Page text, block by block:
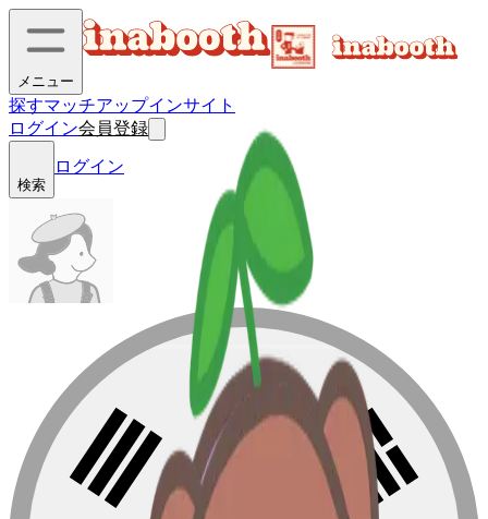
メニュー
探すマッチアップインサイト
ログイン会員登録
検索
ログイン